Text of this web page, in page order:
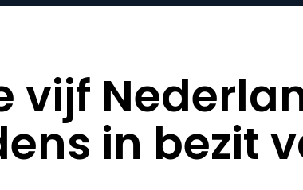
vijf
in bezit